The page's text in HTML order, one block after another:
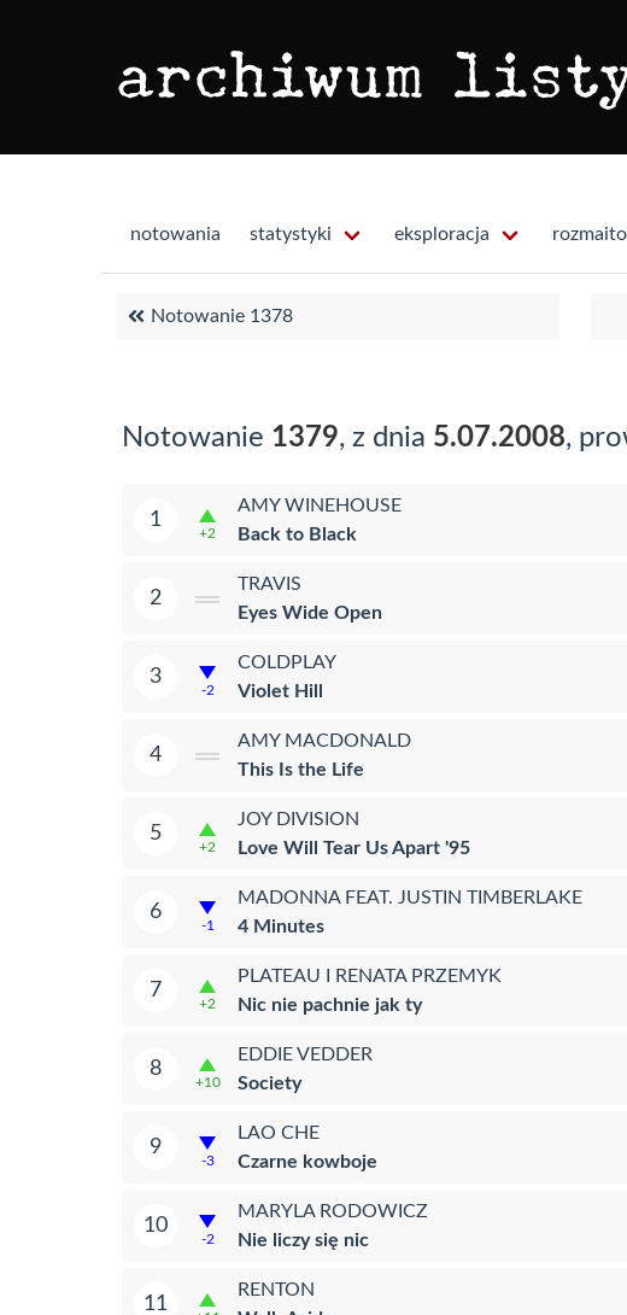
notowania statystyki eksploracja
Notowanie 1378
Notowanie 1379, z dnia 5.07.2008,
1
+2
AMY WINEHOUSE
Back to Black
2
TRAVIS
Eyes Wide Open
3
-2
COLDPLAY
Violet Hill
4
AMY MACDONALD
This Is the Life
5
+2
JOY DIVISION
Love Will Tear Us Apart '95
6
-1
MADONNA FEAT. JUSTIN TIMBERLAKE
4 Minutes
7
+2
PLATEAU I RENATA PRZEMYK
Nic nie pachnie jak ty
8
+10
EDDIE VEDDER
Society
9
-3
LAO CHE
Czarne kowboje
10
-2
MARYLA RODOWICZ
Nie liczy się nic
11
RENTON